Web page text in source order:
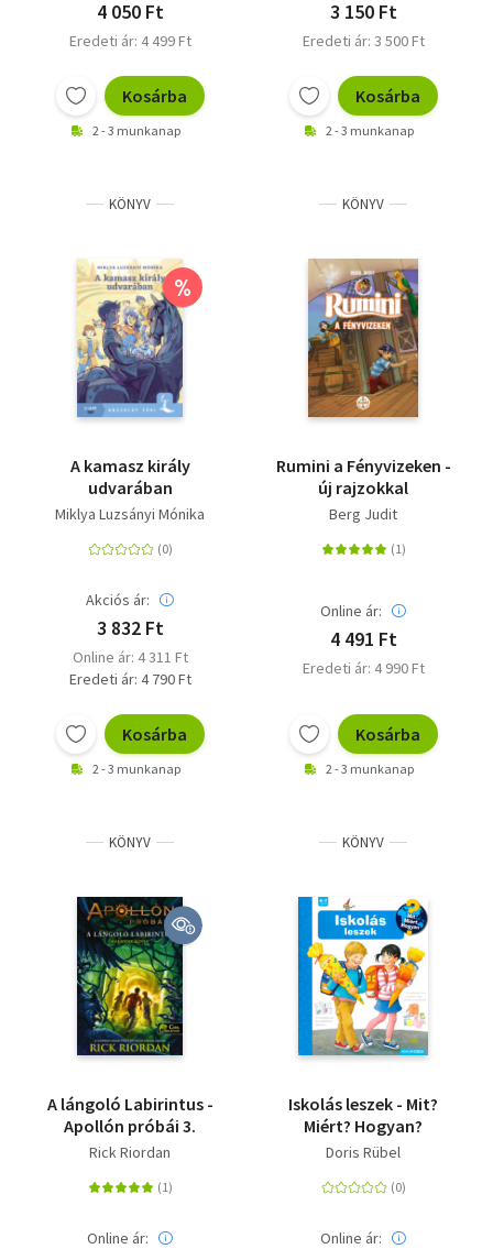
4 050 Ft
Eredeti ár: 4 499 Ft
Kosárba
2 - 3 munkanap
3 150 Ft
Eredeti ár: 3 500 Ft
Kosárba
2 - 3 munkanap
KÖNYV
%
A kamasz király
udvarában
Miklya Luzsányi Mónika
Akciós ár:
3 832 Ft
Online ár: 4 311 Ft
Eredeti ár: 4 790 Ft
Kosárba
2 - 3 munkanap
KÖNYV
Rumini a Fényvizeken -
új rajzokkal
Berg Judit
Online ár:
4 491 Ft
Eredeti ár: 4 990 Ft
Kosárba
2 - 3 munkanap
KÖNYV
A lángoló Labirintus -
Apollón próbái 3.
Rick Riordan
Online ár:
KÖNYV
Iskolás leszek - Mit?
Miért? Hogyan?
Doris Rübel
Online ár: